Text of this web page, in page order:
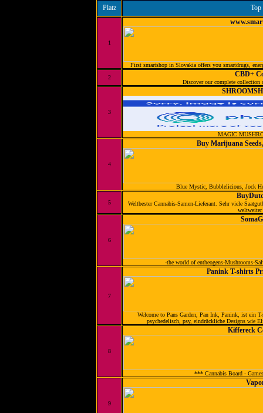
Platz Top
1
First smartshop in Slovakia offers you smartdrugs,
2
CBD+
Discover our complete
3
MAGIC
4
Buy Marijuana
Blue Mystic, Bubblelicious, Jock
5
Weltbester Cannabis-Samen-Lieferant. Sehr viele
weltweiter
6
-the world of entheogens-Mushrooms-
7
Panink T-shirts
Welcome to Pans Garden, Pan Ink, Panink, ist ein
psychedelisch, psy, eindrückliche Designs wie
8
Kiffereck
*** Cannabis Board -
9